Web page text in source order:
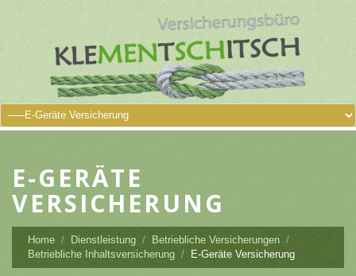
E-GERÄTE
VERSICHERUNG
Home Dienstleistung
Betriebliche Versicherungen
Betriebliche Inhaltsversicherung
E-Geräte Versicherung